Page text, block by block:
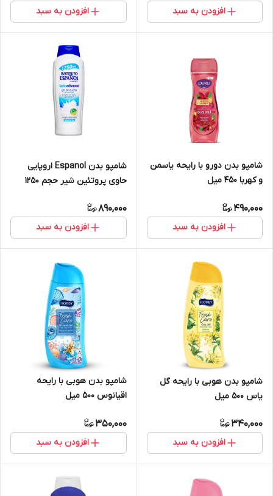
افزودن به سبد افزودن به سبد
شامپو بدن دورو با رایحه یاسمن
و کهربا 450 میل
490,000
افزودن به سبد
شامپو بدن Espanol اروپایی
حاوی پروتئین شیر حجم 1250
890,000
افزودن به سبد
شامپو بدن هوبی با رایحه گل
یاس 500 میل
340,000
افزودن به سبد
شامپو بدن هوبی با رایحه
اقیانوس 500 میل
350,000
افزودن به سبد